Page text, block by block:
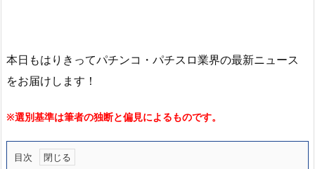
本日もはりきってパチンコ・パチスロ業界の最新ニュース
をお届けします！
※選別基準は筆者の独断と偏見によるものです。
目次